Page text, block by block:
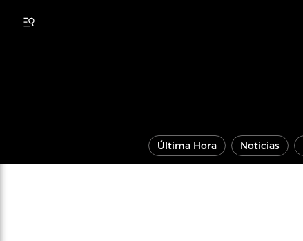
Última Hora Noticias